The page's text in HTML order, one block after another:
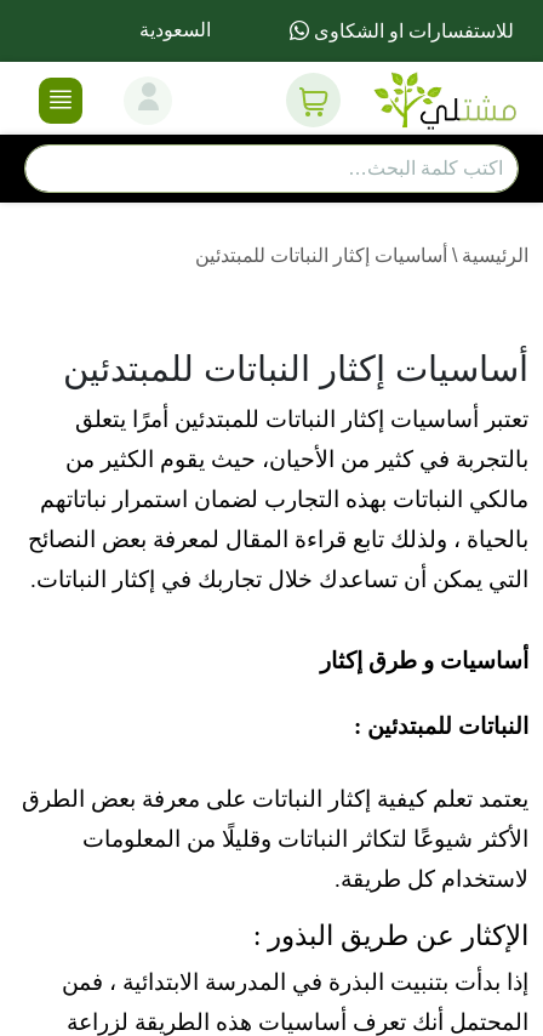
للاستفسارات او الشكاوى السعودية
الرئيسية \ أساسيات إكثار النباتات للمبتدئين
أساسيات إكثار النباتات للمبتدئين
تعتبر أساسيات إكثار النباتات للمبتدئين أمرًا يتعلق
بالتجربة في كثير من الأحيان، حيث يقوم الكثير من
مالكي النباتات بهذه التجارب لضمان استمرار نباتاتهم
بالحياة ، ولذلك تابع قراءة المقال لمعرفة بعض النصائح
التي يمكن أن تساعدك خلال تجاربك في إكثار النباتات.
أساسيات و طرق إكثار
النباتات للمبتدئين :
يعتمد تعلم كيفية إكثار النباتات على معرفة بعض الطرق
الأكثر شيوعًا لتكاثر النباتات وقليلًا من المعلومات
لاستخدام كل طريقة.
الإكثار عن طريق البذور :
إذا بدأت بتنبيت البذرة في المدرسة الابتدائية ، فمن
المحتمل أنك تعرف أساسيات هذه الطريقة لزراعة